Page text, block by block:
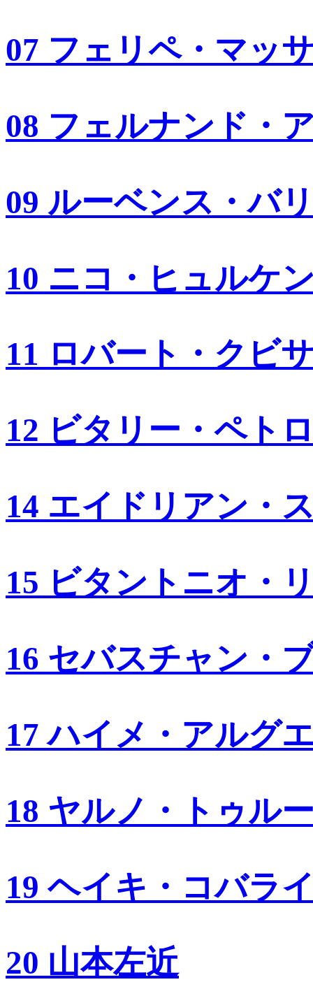
07 フェリペ・マッ
08 フェルナンド・
09 ルーベンス・バ
10 ニコ・ヒュルケ
11 ロバート・クビ
12 ビタリー・ペト
14 エイドリアン・
15 ビタントニオ・
16 セバスチャン・
17 ハイメ・アルグ
18 ヤルノ・トゥル
19 ヘイキ・コバラ
20 山本左近